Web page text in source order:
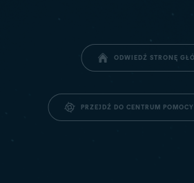
ODWIEDŹ STRONĘ
PRZEJDŹ DO CENTRUM